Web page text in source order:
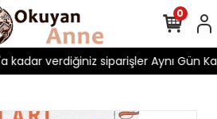
verdiğiniz siparişler Aynı Gün
0